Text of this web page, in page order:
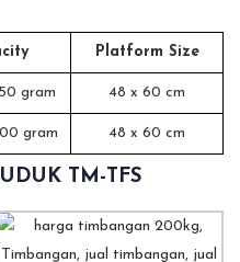
Platform Size
gram 48 x 60 cm
gram 48 x 60 cm
TM-TFS